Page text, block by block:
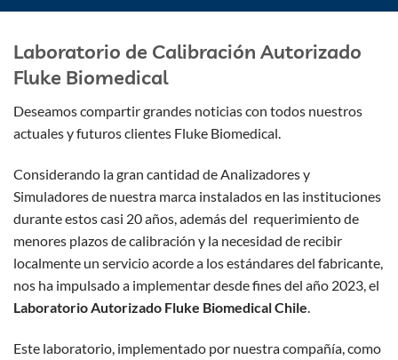
Laboratorio de Calibración Autorizado
Fluke Biomedical
Deseamos compartir grandes noticias con todos nuestros
actuales y futuros clientes Fluke Biomedical.
Considerando la gran cantidad de Analizadores y
Simuladores de nuestra marca instalados en las instituciones
durante estos casi 20 años, además del requerimiento de
menores plazos de calibración y la necesidad de recibir
localmente un servicio acorde a los estándares del fabricante,
nos ha impulsado a implementar desde fines del año 2023, el
Laboratorio Autorizado Fluke Biomedical Chile.
Este laboratorio, implementado por nuestra compañía, como